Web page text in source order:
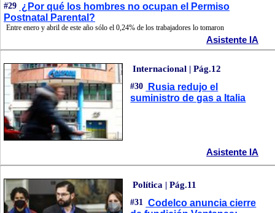
#29 ¿Por qué los hombres no ocupan el Permiso
Postnatal Parental?
Entre enero y abril de este año sólo el 0,24% de los trabajadores lo tomaron
Asistente IA
Internacional | Pág.12
#30
Rusia redujo el
suministro de gas a Italia
Asistente IA
Política | Pág.11
#31 Codelco anuncia cierre